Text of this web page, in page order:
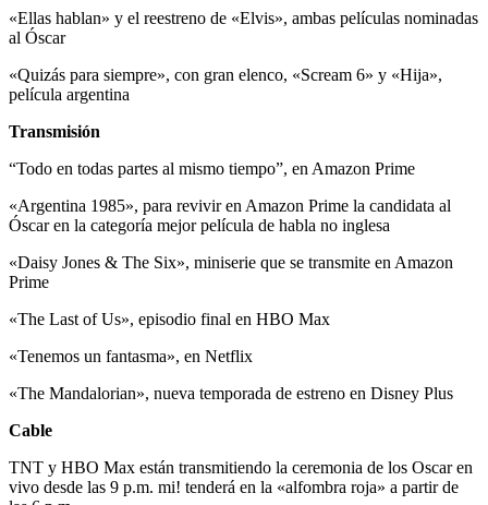
«Ellas hablan» y el reestreno de «Elvis», ambas películas nominadas
al Óscar
«Quizás para siempre», con gran elenco, «Scream 6» y «Hija»,
película argentina
Transmisión
“Todo en todas partes al mismo tiempo”, en Amazon Prime
«Argentina 1985», para revivir en Amazon Prime la candidata al
Óscar en la categoría mejor película de habla no inglesa
«Daisy Jones & The Six», miniserie que se transmite en Amazon
Prime
«The Last of Us», episodio final en HBO Max
«Tenemos un fantasma», en Netflix
«The Mandalorian», nueva temporada de estreno en Disney Plus
Cable
TNT y HBO Max están transmitiendo la ceremonia de los Oscar en
vivo desde las 9 p.m. mi! tenderá en la «alfombra roja» a partir de